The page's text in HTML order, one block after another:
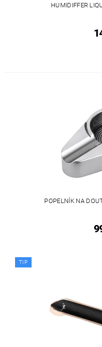
HUMIDIFFER
POPELNÍK NA
TIP